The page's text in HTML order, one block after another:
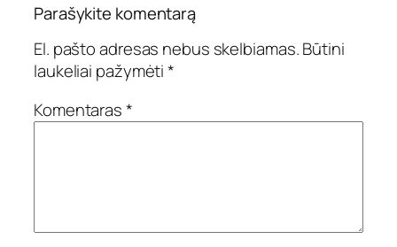
Parašykite komentarą
El. pašto adresas nebus skelbiamas.Būtini
laukeliai pažymėti*
Komentaras*